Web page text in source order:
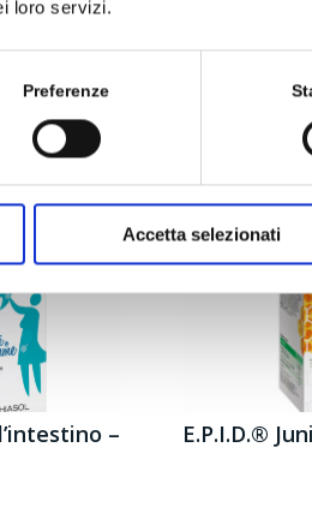
loro servizi.
Preferenze
Accetta selezionati
seguito
della postura
–
E.P.I.D.®